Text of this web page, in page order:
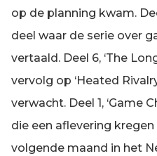
op de planning kwam.
deel waar de serie over
vertaald. Deel 6, ‘The
vervolg op ‘Heated
verwacht. Deel 1, ‘Game
die een aflevering
volgende maand in het